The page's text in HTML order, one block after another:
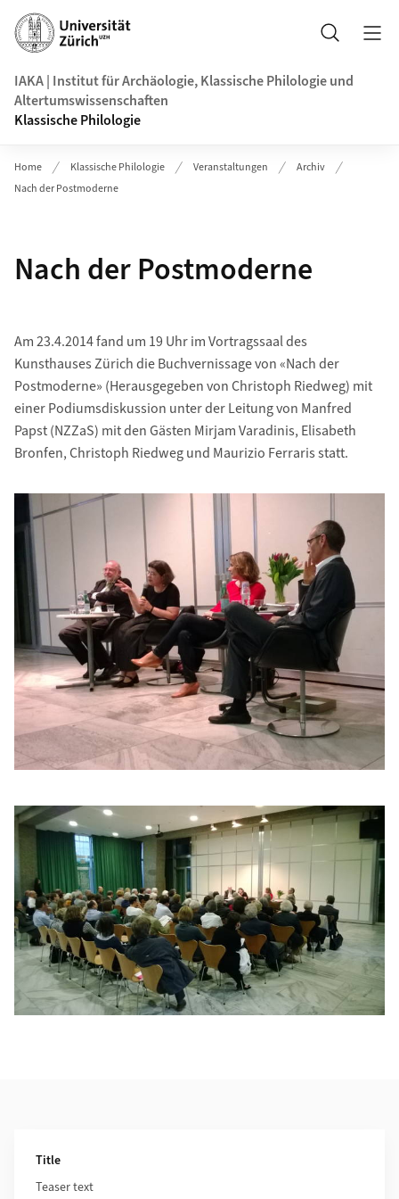
Header
Suche
IAKA | Institut für Archäologie, Klassische Philologie und
Altertumswissenschaften
Klassische Philologie
Home Klassische Philologie Veranstaltungen
Archiv
Nach der Postmoderne
Nach der Postmoderne
Am 23.4.2014 fand um 19 Uhr im Vortragssaal des
Kunsthauses Zürich die Buchvernissage von «Nach der
Postmoderne» (Herausgegeben von Christoph Riedweg) mit
einer Podiumsdiskussion unter der Leitung von Manfred
Papst (NZZaS) mit den Gästen Mirjam Varadinis, Elisabeth
Bronfen, Christoph Riedweg und Maurizio Ferraris statt.
Title
Teaser text